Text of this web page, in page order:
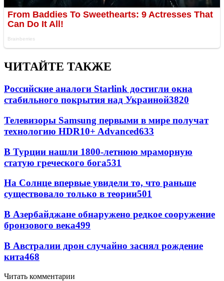
ЧИТАЙТЕ ТАКЖЕ
Российские аналоги Starlink достигли окна
стабильного покрытия над Украиной3820
Телевизоры Samsung первыми в мире получат
технологию HDR10+ Advanced633
В Турции нашли 1800-летнюю мраморную
статую греческого бога531
На Солнце впервые увидели то, что раньше
существовало только в теории501
В Азербайджане обнаружено редкое сооружение
бронзового века499
В Австралии дрон случайно заснял рождение
кита468
Читать комментарии